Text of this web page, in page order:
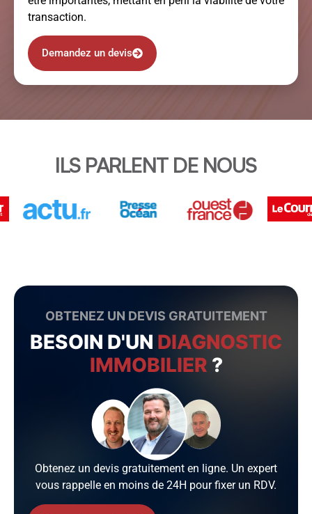
transaction.
Demandez un devis
ILS PARLENT DE NOUS
OBTENEZ UN DEVIS GRATUITEMENT
BESOIN D'UN DIAGNOSTIC
IMMOBILIER ?
Obtenez un devis gratuitement en ligne. Un expert
vous rappelle en moins de 24H pour fixer un RDV.